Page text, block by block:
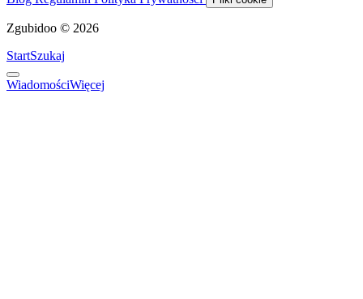
Zgubidoo © 2026
StartSzukaj
WiadomościWięcej